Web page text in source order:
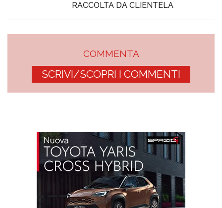
RACCOLTA DA CLIENTELA
COMMENTA
SCRIVI/SCOPRI I COMMENTI